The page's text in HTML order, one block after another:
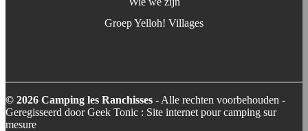
Groep Yelloh! Villages
© 2026 Camping les Ranchisses - Alle rechten voorbehouden -
Geregisseerd doorGeek Tonic : Site internet pour camping sur
mesure